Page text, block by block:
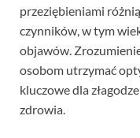
przeziębieniami
czynników, w tym
objawów.
osobom utrzymać
kluczowe dla
zdrowia.